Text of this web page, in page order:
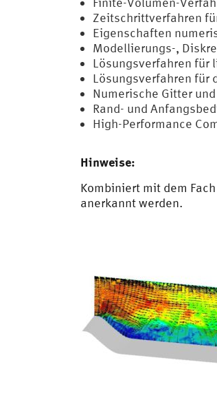
Zeitschrittverfahren
Eigenschaften
Modellierungs-,
Lösungsverfahren für
Lösungsverfahren für
Numerische Gitter
Rand- und
High-Performance
Hinweise:
Kombiniert mit dem Fach
anerkannt werden.